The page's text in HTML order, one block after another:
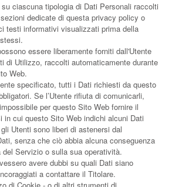
ciascuna tipologia di Dati Personali raccolti
dedicate di questa privacy policy o
testi informativi visualizzati prima della
essere liberamente forniti dall'Utente
di Utilizzo, raccolti automaticamente durante
Web.
specificato, tutti i Dati richiesti da questo
Se l’Utente rifiuta di comunicarli,
per questo Sito Web fornire il
in cui questo Sito Web indichi alcuni Dati
Utenti sono liberi di astenersi dal
senza che ciò abbia alcuna conseguenza
Servizio o sulla sua operatività.
avere dubbi su quali Dati siano
a contattare il Titolare.